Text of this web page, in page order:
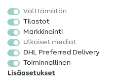
Kankaat
Ompelutarvikkeet
Ale
Välttämätön
Tilastot
Markkinointi
Ulkoiset mediat
DHL Preferred Delivery
Toiminnallinen
Lisäasetukset